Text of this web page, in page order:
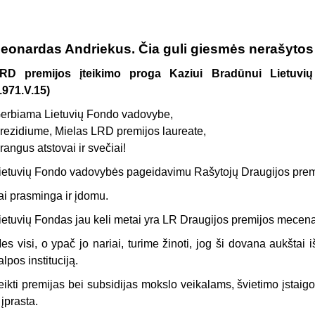
Andriekus. Čia guli giesmės nerašytos
premijos įteikimo proga Kaziui Bradūnui
Lietuvių Fondo vadovybe,
Mielas LRD premijos laureate,
atstovai ir svečiai!
Fondo vadovybės pageidavimu Rašytojų Draugijos
prasminga ir įdomu.
Fondas jau keli metai yra LR Draugijos premijos
visi, o ypač jo nariai, turime žinoti, jog ši dovana aukštai
instituciją.
premijas bei subsidijas mokslo veikalams, švietimo